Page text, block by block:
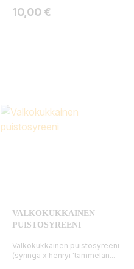
Hinta
10,00 €
VALKOKUKKAINEN
PUISTOSYREENI
Valkokukkainen puistosyreeni
(syringa x henryi 'tammelan...